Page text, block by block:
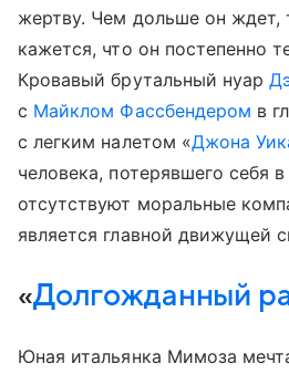
жертву. Чем дольше он ждет,
кажется, что он постепенно
Кровавый брутальный нуар
с Майклом Фассбендером в
с легким налетом «Джона
человека, потерявшего себя
отсутствуют моральные
является главной движущей
«Долгожданный
Юная итальянка Мимоза